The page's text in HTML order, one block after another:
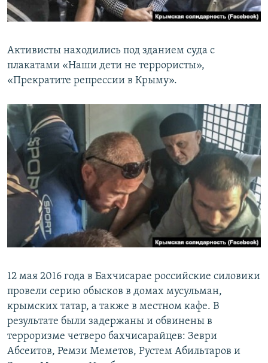
Активисты находились под зданием суда с
плакатами «Наши дети не террористы»,
«Прекратите репрессии в Крыму».
12 мая 2016 года в Бахчисарае российские силовики
провели серию обысков в домах мусульман,
крымских татар, а также в местном кафе. В
результате были задержаны и обвинены в
терроризме четверо бахчисарайцев: Зеври
Абсеитов, Ремзи Меметов, Рустем Абильтаров и